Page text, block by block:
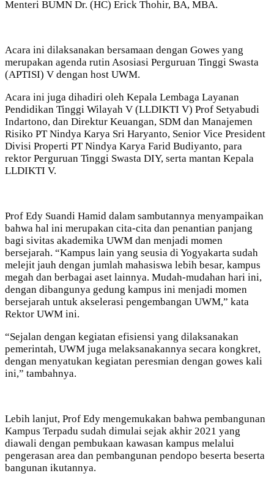
Menteri BUMN Dr. (HC) Erick Thohir, BA, MBA.
Acara ini dilaksanakan bersamaan dengan Gowes yang
merupakan agenda rutin Asosiasi Perguruan Tinggi Swasta
(APTISI) V dengan host UWM.
Acara ini juga dihadiri oleh Kepala Lembaga Layanan
Pendidikan Tinggi Wilayah V (LLDIKTI V) Prof Setyabudi
Indartono, dan Direktur Keuangan, SDM dan Manajemen
Risiko PT Nindya Karya Sri Haryanto, Senior Vice President
Divisi Properti PT Nindya Karya Farid Budiyanto, para
rektor Perguruan Tinggi Swasta DIY, serta mantan Kepala
LLDIKTI V.
Prof Edy Suandi Hamid dalam sambutannya menyampaikan
bahwa hal ini merupakan cita-cita dan penantian panjang
bagi sivitas akademika UWM dan menjadi momen
bersejarah. “Kampus lain yang seusia di Yogyakarta sudah
melejit jauh dengan jumlah mahasiswa lebih besar, kampus
megah dan berbagai aset lainnya. Mudah-mudahan hari ini,
dengan dibangunya gedung kampus ini menjadi momen
bersejarah untuk akselerasi pengembangan UWM,” kata
Rektor UWM ini.
“Sejalan dengan kegiatan efisiensi yang dilaksanakan
pemerintah, UWM juga melaksanakannya secara kongkret,
dengan menyatukan kegiatan peresmian dengan gowes kali
ini,” tambahnya.
Lebih lanjut, Prof Edy mengemukakan bahwa pembangunan
Kampus Terpadu sudah dimulai sejak akhir 2021 yang
diawali dengan pembukaan kawasan kampus melalui
pengerasan area dan pembangunan pendopo beserta beserta
bangunan ikutannya.